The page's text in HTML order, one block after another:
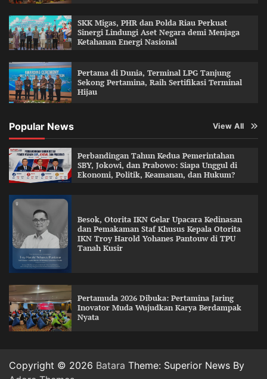
SKK Migas, PHR dan Polda Riau Perkuat
Sinergi Lindungi Aset Negara demi Menjaga
Ketahanan Energi Nasional
Pertama di Dunia, Terminal LPG Tanjung
Sekong Pertamina, Raih Sertifikasi Terminal
Hijau
Popular News View All
Perbandingan Tahun Kedua Pemerintahan
SBY, Jokowi, dan Prabowo: Siapa Unggul di
Ekonomi, Politik, Keamanan, dan Hukum?
Besok, Otorita IKN Gelar Upacara Kedinasan
dan Pemakaman Staf Khusus Kepala Otorita
IKN Troy Harold Yohanes Pantouw di TPU
Tanah Kusir
Pertamuda 2026 Dibuka: Pertamina Jaring
Inovator Muda Wujudkan Karya Berdampak
Nyata
Copyright © 2026 Batara Theme: Superior News By